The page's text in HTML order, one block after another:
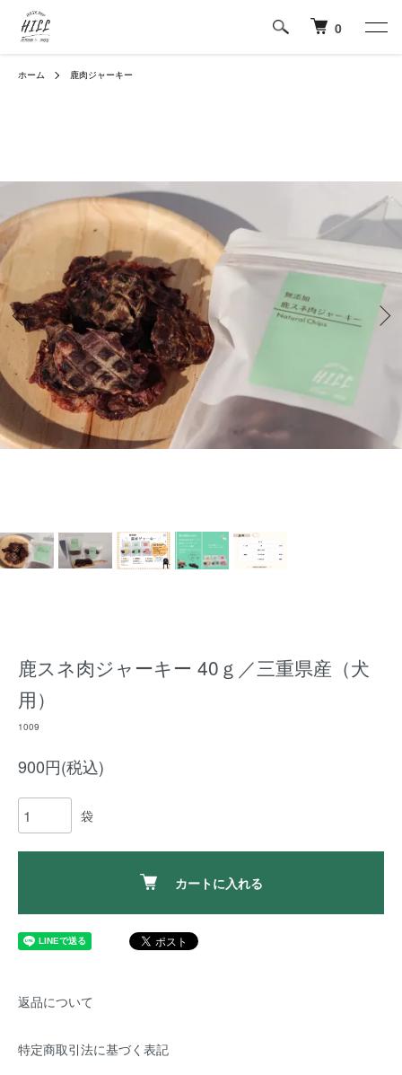
0
ホーム 鹿肉ジャーキー
鹿スネ肉ジャーキー 40ｇ／三重県産（犬
用）
1009
900円(税込)
袋
カートに入れる
返品について
特定商取引法に基づく表記